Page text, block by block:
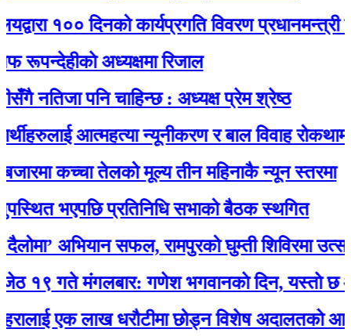
१०० दिनको कार्यप्रगति विवरण प्रधानमन्त्री
अध्यक्षमा रिजाल
पनि चाहिन्छ : अध्यक्ष प्रेम श्रेष्ठ
आत्महत्या न्यूनीकरण र बाल विवाह रोकथाम
कच्चा तेलको मूल्य तीन महिनाकै न्यून स्तरमा
भएपछि प्रतिनिधि सभाको बैठक स्थगित
अभियान सफल, रामपुरको घुम्ती शिविरमा
मंगलबार: गणेश भगवानकाे दिन, यस्ताे छ आजको
एक लाख धरौटीमा छोड्न विशेष अदालतको आदेश